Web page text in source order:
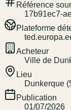
Référence
17b91ec7-
Plateforme
Acheteur
Ville de
Lieu
Dunkerque
Publication
01/07/2026